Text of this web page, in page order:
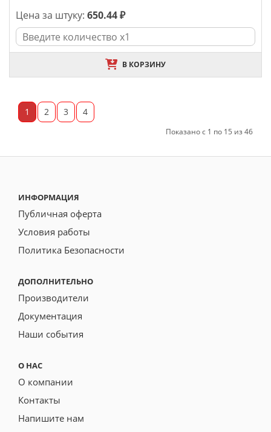
Цена за штуку: 650.44 ₽
В КОРЗИНУ
1 2 3 4
Показано с 1 по 15 из 46
ИНФОРМАЦИЯ
Публичная оферта
Условия работы
Политика Безопасности
ДОПОЛНИТЕЛЬНО
Производители
Документация
Наши события
О НАС
О компании
Контакты
Напишите нам